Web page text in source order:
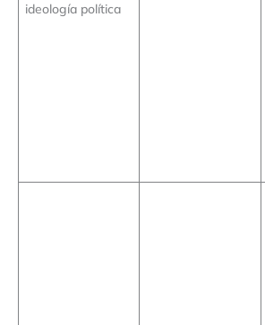
ideología política